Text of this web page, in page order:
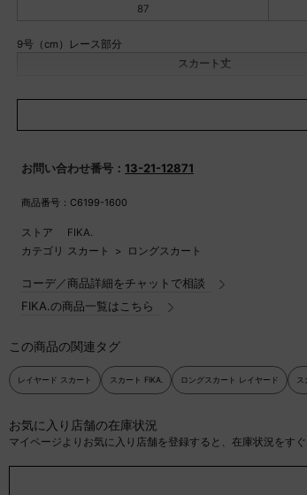
透け感87
9号（cm）レース部分
スカート丈
お問い合わせ番号： 13-21-12871
商品番号：C6199-1600
ストア
FIKA.
カテゴリ スカート > ロングスカート
コーデ／商品詳細をチャットで相談
FIKA.の商品一覧はこちら
この商品の関連タグ
レイヤード スカート スカート FIKA. ロングスカート レイヤード ス
お気に入り店舗の在庫状況
マイページよりお気に入り店舗を登録すると、在庫状況をすぐ